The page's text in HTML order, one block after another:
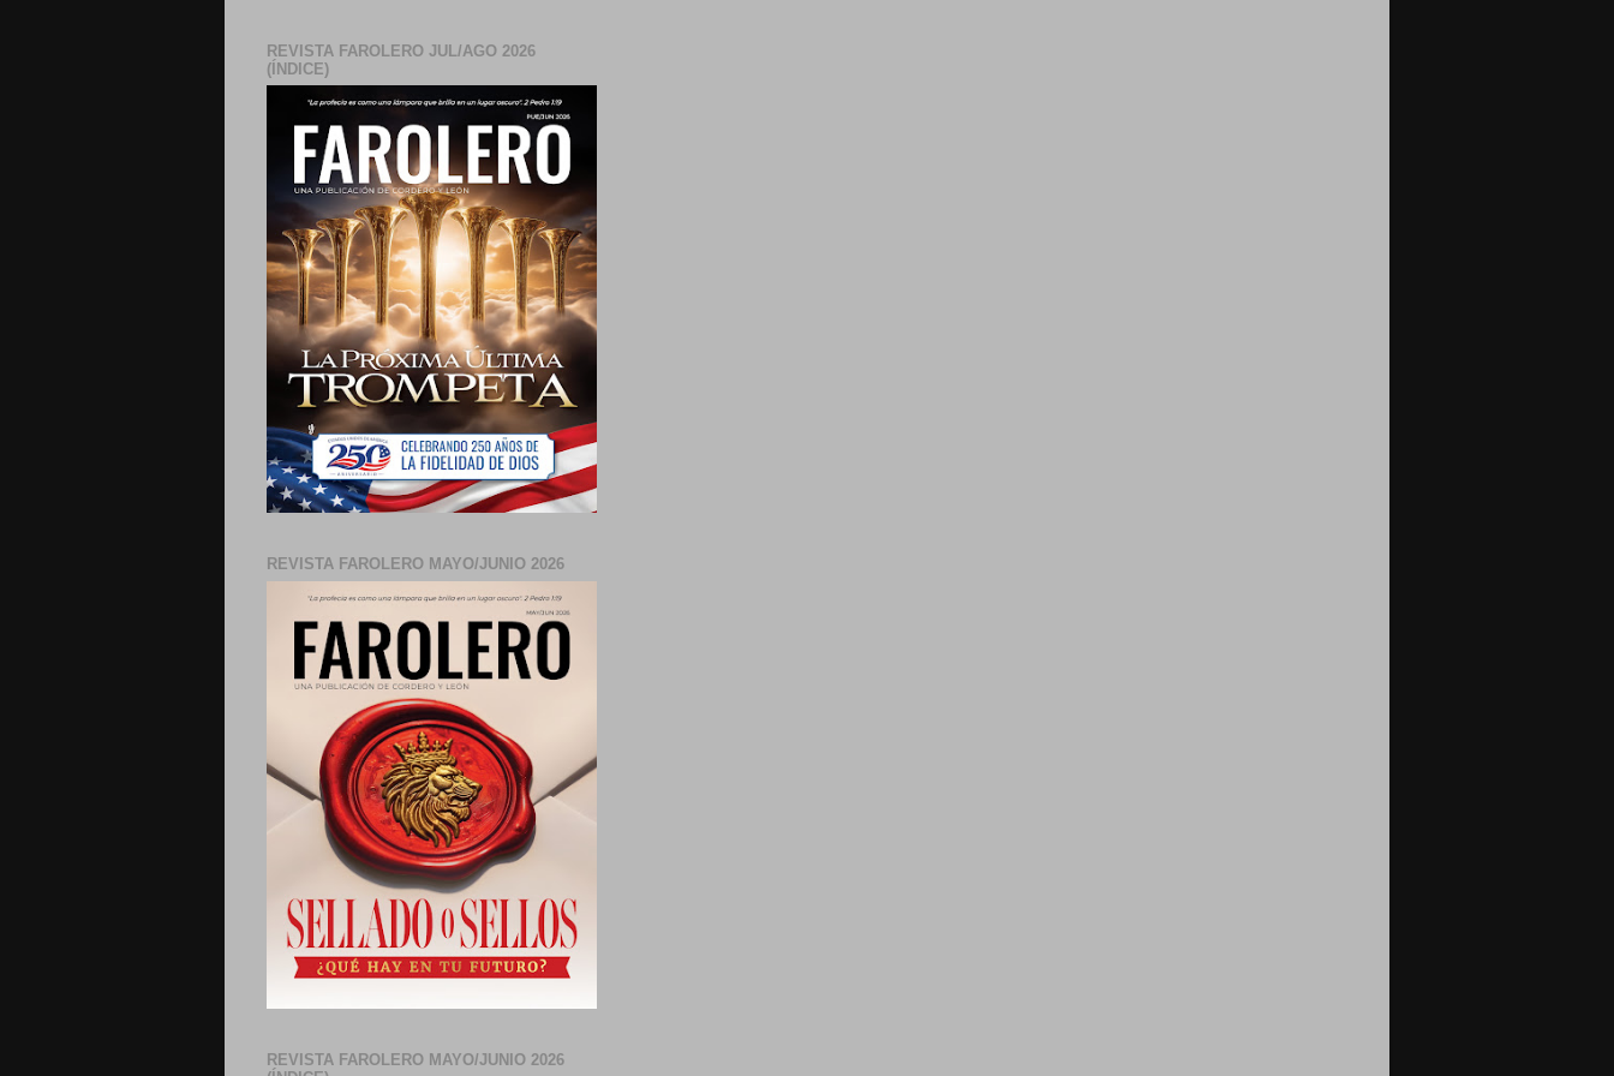
REVISTA FAROLERO JUL/AGO 2026
(ÍNDICE)
REVISTA FAROLERO MAYO/JUNIO 2026
REVISTA FAROLERO MAYO/JUNIO 2026